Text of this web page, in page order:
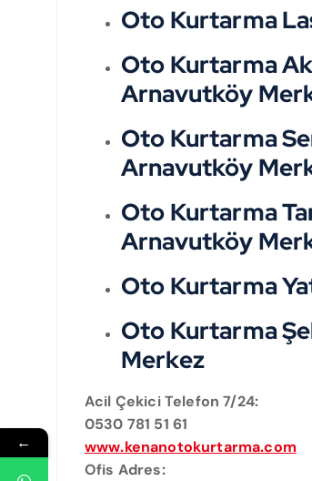
Oto Kurtarma
Oto Kurtarma
Arnavutköy
Oto Kurtarma
Arnavutköy
Oto Kurtarma
Arnavutköy
Oto Kurtarma
Oto Kurtarma
Merkez
Acil Çekici Telefon 7/24:
0530 781 51 61
www.kenanotokurtarma.com
Ofis Adres:
←